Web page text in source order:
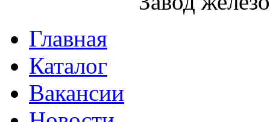
Главная
Каталог
Вакансии